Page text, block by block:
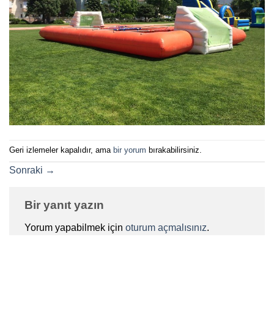
Geri izlemeler kapalıdır, ama bir yorum bırakabilirsiniz.
Sonraki →
Bir yanıt yazın
Yorum yapabilmek için oturum açmalısınız.